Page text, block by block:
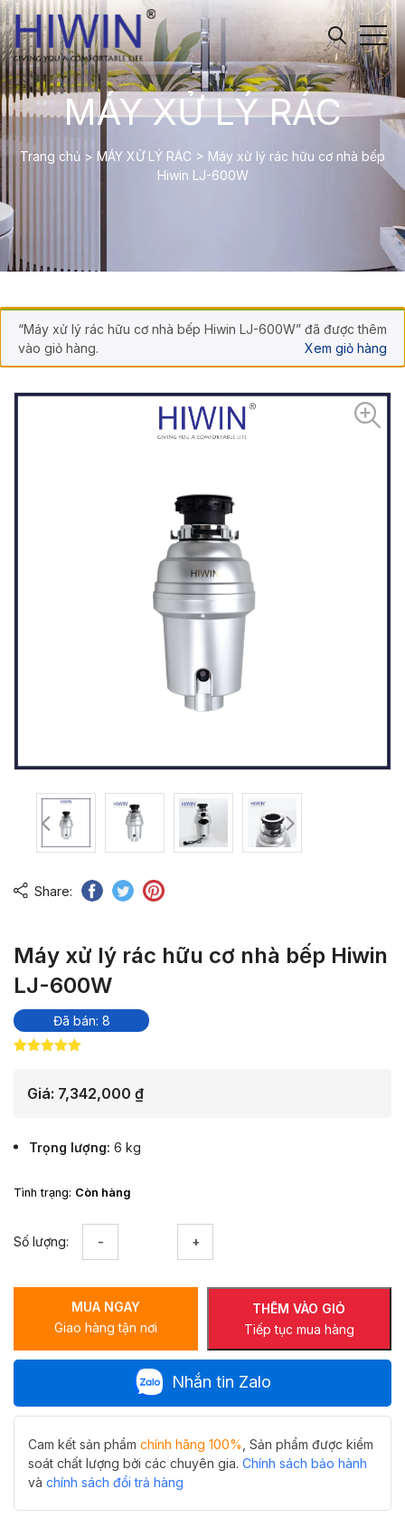
MÁY XỬ LÝ RÁC
Trang chủ > MÁY XỬ LÝ RÁC > Máy xử lý rác hữu cơ nhà bếp
Hiwin LJ-600W
“Máy xử lý rác hữu cơ nhà bếp Hiwin LJ-600W” đã được thêm
vào giỏ hàng.
Xem giỏ hàng
Share:
Máy xử lý rác hữu cơ nhà bếp Hiwin
LJ-600W
Đã bán: 8
đánh giá
Giá: 7,342,000 ₫
Trọng lượng 6 kg
Tình trạng: Còn hàng
Số lượng:
rác
hữu
cơ
Hiwin
LJ-
số
lượng
THÊM VÀO GIỎ
Tiếp tục mua hàng
MUA NGAY
Giao hàng tận nơi
Nhắn tin Zalo
Cam kết sản phẩm chính hãng 100% , Sản phẩm được kiểm
soát chất lượng bởi các chuyên gia. Chính sách bảo hành
và chính sách đổi trả hàng